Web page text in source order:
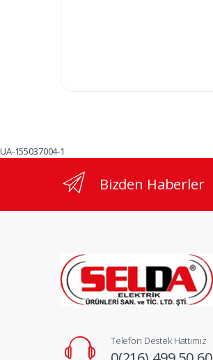
UA-155037004-1
Bizden Haberler
Telefon Destek Hattımız